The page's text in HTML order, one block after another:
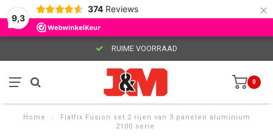
9,3
374 Reviews ×
RUIME VOORRAAD
0
Home /
Flatfix Fusion set 2 rijen van 3 panelen aluminium
2100 serie